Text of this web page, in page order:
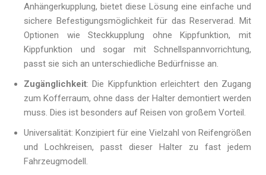
Anhängerkupplung, bietet diese Lösung eine einfache und
sichere Befestigungsmöglichkeit für das Reserverad. Mit
Optionen wie Steckkupplung ohne Kippfunktion, mit
Kippfunktion und sogar mit Schnellspannvorrichtung,
passt sie sich an unterschiedliche Bedürfnisse an.
Zugänglichkeit: Die Kippfunktion erleichtert den Zugang
zum Kofferraum, ohne dass der Halter demontiert werden
muss. Dies ist besonders auf Reisen von großem Vorteil.
Universalität: Konzipiert für eine Vielzahl von Reifengrößen
und Lochkreisen, passt dieser Halter zu fast jedem
Fahrzeugmodell.